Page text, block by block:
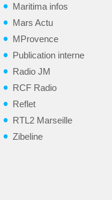
Maritima infos
Mars Actu
MProvence
Publication interne
Radio JM
RCF Radio
Reflet
RTL2 Marseille
Zibeline